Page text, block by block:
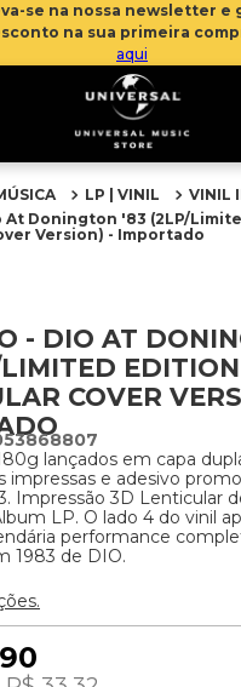
se na nossa newsletter e
na sua primeira
aqui
LP | VINIL
VINIL
At Donington '83 (2LP/
Version) - Importado
- DIO AT
EDITION
COVER
lançados em capa
impressas e adesivo
Impressão 3D Lenticular
LP. O lado 4 do vinil
performance
1983 de DIO.
90